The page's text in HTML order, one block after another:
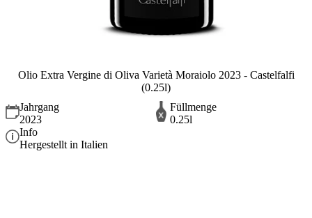
Olio Extra Vergine di Oliva Varietà Moraiolo 2023 - Castelfalfi
(0.25l)
Jahrgang
2023
Füllmenge
0.25l
Info
Hergestellt in Italien